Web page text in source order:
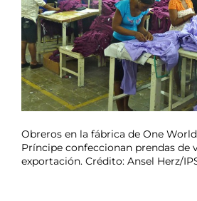
Obreros en la fábrica de One
Príncipe confeccionan prendas de
exportación. Crédito: Ansel Herz/